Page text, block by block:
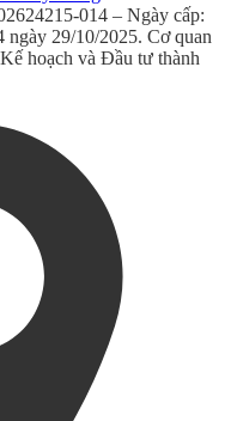
014 – Ngày cấp:
ngày 29/10/2025. Cơ quan
hoạch và Đầu tư thành